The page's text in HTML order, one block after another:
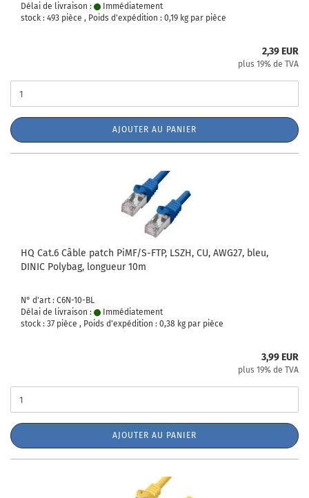
Délai de livraison :
Immédiatement
stock : 493 pièce , Poids d'expédition : 0,19 kg par pièce
2,39 EUR
plus 19% de TVA
AJOUTER AU PANIER
HQ Cat.6 Câble patch PiMF/S-FTP, LSZH, CU, AWG27, bleu,
DINIC Polybag, longueur 10m
N° d'art : C6N-10-BL
Délai de livraison :
Immédiatement
stock : 37 pièce , Poids d'expédition : 0,38 kg par pièce
3,99 EUR
plus 19% de TVA
AJOUTER AU PANIER